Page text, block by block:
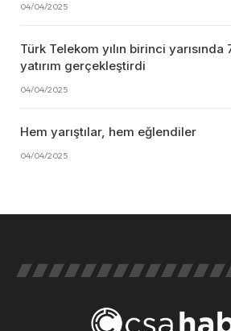
04/04/2025
Türk Telekom yılın birinci yarısında
yatırım gerçekleştirdi
04/04/2025
Hem yarıştılar, hem eğlendiler
04/04/2025